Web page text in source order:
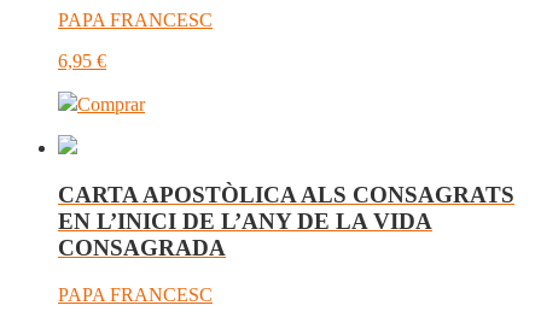
PAPA FRANCESC
6,95 €
Comprar
CARTA APOSTÒLICA ALS CONSAGRATS
EN L’INICI DE L’ANY DE LA VIDA
CONSAGRADA
PAPA FRANCESC